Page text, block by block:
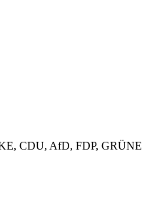
CDU, AfD, FDP,